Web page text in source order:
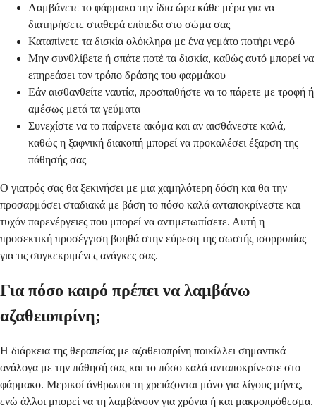
Λαμβάνετε το φάρμακο την ίδια ώρα κάθε μέρα για να
διατηρήσετε σταθερά επίπεδα στο σώμα σας
Καταπίνετε τα δισκία ολόκληρα με ένα γεμάτο ποτήρι νερό
Μην συνθλίβετε ή σπάτε ποτέ τα δισκία, καθώς αυτό μπορεί να
επηρεάσει τον τρόπο δράσης του φαρμάκου
Εάν αισθανθείτε ναυτία, προσπαθήστε να το πάρετε με τροφή ή
αμέσως μετά τα γεύματα
Συνεχίστε να το παίρνετε ακόμα και αν αισθάνεστε καλά,
καθώς η ξαφνική διακοπή μπορεί να προκαλέσει έξαρση της
πάθησής σας
Ο γιατρός σας θα ξεκινήσει με μια χαμηλότερη δόση και θα την
προσαρμόσει σταδιακά με βάση το πόσο καλά ανταποκρίνεστε και
τυχόν παρενέργειες που μπορεί να αντιμετωπίσετε. Αυτή η
προσεκτική προσέγγιση βοηθά στην εύρεση της σωστής ισορροπίας
για τις συγκεκριμένες ανάγκες σας.
Για πόσο καιρό πρέπει να λαμβάνω
αζαθειοπρίνη;
Η διάρκεια της θεραπείας με αζαθειοπρίνη ποικίλλει σημαντικά
ανάλογα με την πάθησή σας και το πόσο καλά ανταποκρίνεστε στο
φάρμακο. Μερικοί άνθρωποι τη χρειάζονται μόνο για λίγους μήνες,
ενώ άλλοι μπορεί να τη λαμβάνουν για χρόνια ή και μακροπρόθεσμα.